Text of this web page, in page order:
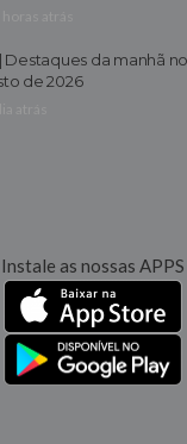
Destaques da manhã
de 2026
Instale as nossas APPS